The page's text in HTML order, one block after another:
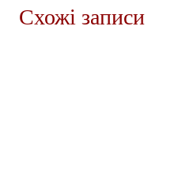
Схожі записи